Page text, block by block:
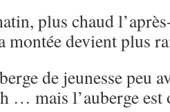
plus chaud
devient plus
de jeunesse peu
… mais l’auberge est